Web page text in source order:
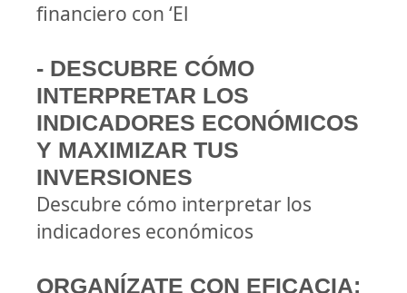
financiero con ‘El
- DESCUBRE CÓMO
INTERPRETAR LOS
INDICADORES ECONÓMICOS
Y MAXIMIZAR TUS
INVERSIONES
Descubre cómo interpretar los
indicadores económicos
ORGANÍZATE CON EFICACIA: